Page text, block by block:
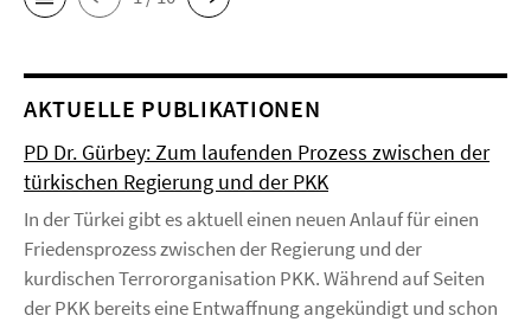
AKTUELLE PUBLIKATIONEN
PD Dr. Gürbey: Zum laufenden Prozess zwischen der
türkischen Regierung und der PKK
In der Türkei gibt es aktuell einen neuen Anlauf für einen
Friedensprozess zwischen der Regierung und der
kurdischen Terrororganisation PKK. Während auf Seiten
der PKK bereits eine Entwaffnung angekündigt und schon